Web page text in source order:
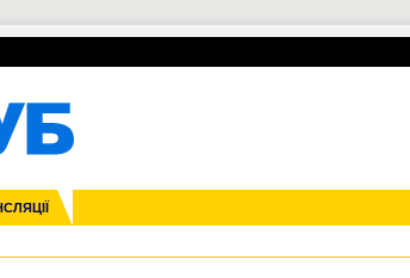
Молодіжка
конференцій
(U-21)